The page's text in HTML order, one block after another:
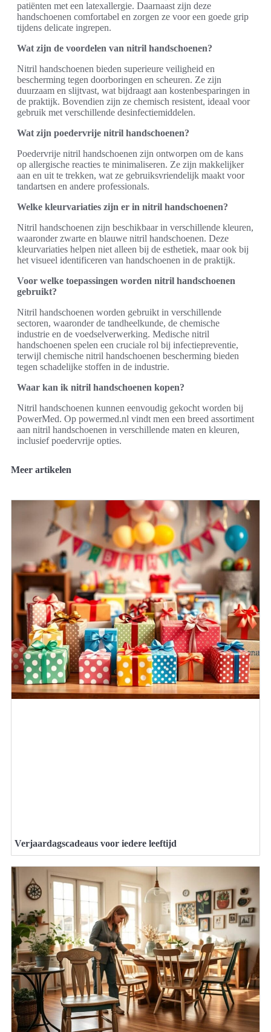
patiënten met een latexallergie. Daarnaast zijn deze
handschoenen comfortabel en zorgen ze voor een goede grip
tijdens delicate ingrepen.
Wat zijn de voordelen van nitril handschoenen?
Nitril handschoenen bieden superieure veiligheid en
bescherming tegen doorboringen en scheuren. Ze zijn
duurzaam en slijtvast, wat bijdraagt aan kostenbesparingen in
de praktijk. Bovendien zijn ze chemisch resistent, ideaal voor
gebruik met verschillende desinfectiemiddelen.
Wat zijn poedervrije nitril handschoenen?
Poedervrije nitril handschoenen zijn ontworpen om de kans
op allergische reacties te minimaliseren. Ze zijn makkelijker
aan en uit te trekken, wat ze gebruiksvriendelijk maakt voor
tandartsen en andere professionals.
Welke kleurvariaties zijn er in nitril handschoenen?
Nitril handschoenen zijn beschikbaar in verschillende kleuren,
waaronder zwarte en blauwe nitril handschoenen. Deze
kleurvariaties helpen niet alleen bij de esthetiek, maar ook bij
het visueel identificeren van handschoenen in de praktijk.
Voor welke toepassingen worden nitril handschoenen
gebruikt?
Nitril handschoenen worden gebruikt in verschillende
sectoren, waaronder de tandheelkunde, de chemische
industrie en de voedselverwerking. Medische nitril
handschoenen spelen een cruciale rol bij infectiepreventie,
terwijl chemische nitril handschoenen bescherming bieden
tegen schadelijke stoffen in de industrie.
Waar kan ik nitril handschoenen kopen?
Nitril handschoenen kunnen eenvoudig gekocht worden bij
PowerMed. Op powermed.nl vindt men een breed assortiment
aan nitril handschoenen in verschillende maten en kleuren,
inclusief poedervrije opties.
Meer artikelen
Verjaardagscadeaus voor iedere leeftijd